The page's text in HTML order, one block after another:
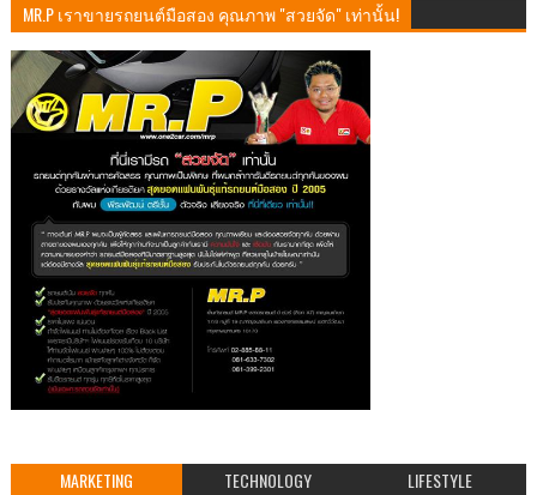
MR.P เราขายรถยนต์มือสอง คุณภาพ "สวยจัด" เท่านั้น!
MARKETING TECHNOLOGY LIFESTYLE